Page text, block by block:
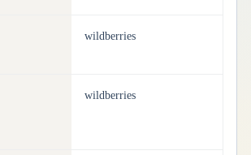
wildberries
wildberries